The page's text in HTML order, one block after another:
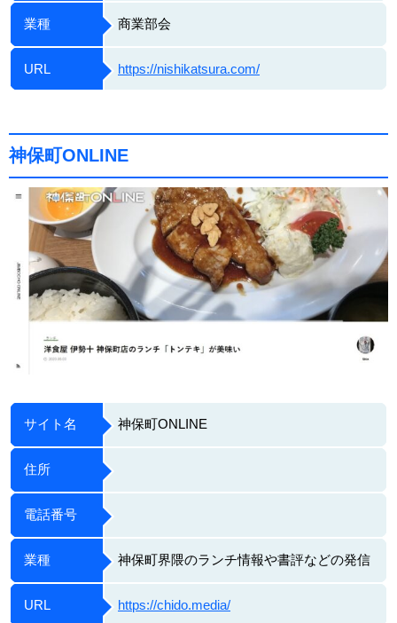
業種 商業部会
URL https://nishikatsura.com/
神保町ONLINE
サイト名 神保町ONLINE
住所
電話番号
業種 神保町界隈のランチ情報や書評などの発信
URL https://chido.media/